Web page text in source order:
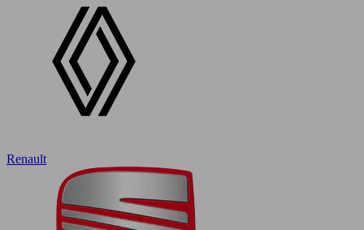
Renault